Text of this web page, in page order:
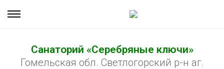
Санаторий «Серебряные ключи»
Гомельская обл. Светлогорский р-н аг.